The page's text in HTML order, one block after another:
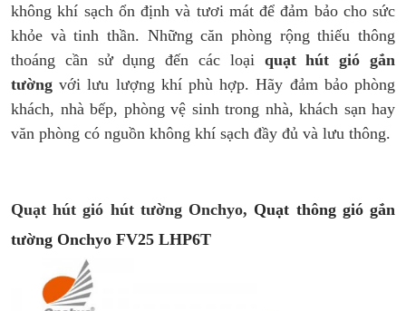
không khí sạch ổn định và tươi mát để đảm bảo cho sức
khỏe và tinh thần. Những căn phòng rộng thiếu thông
thoáng cần sử dụng đến các loại quạt hút gió gắn
tường với lưu lượng khí phù hợp. Hãy đảm bảo phòng
khách, nhà bếp, phòng vệ sinh trong nhà, khách sạn hay
văn phòng có nguồn không khí sạch đầy đủ và lưu thông.
Quạt hút gió hút tường Onchyo, Quạt thông gió gắn
tường Onchyo FV25 LHP6T